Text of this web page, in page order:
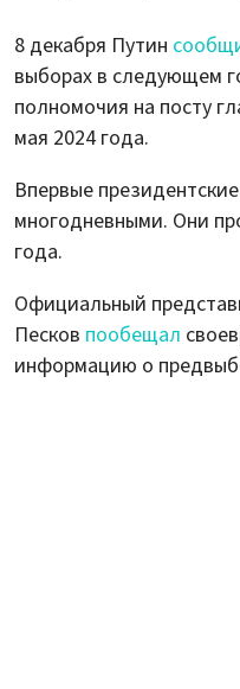
8 декабря Путин
выборах в следующем
полномочия на посту
мая 2024 года.
Впервые
многодневными. Они
года.
Официальный
Песков пообещал
информацию о